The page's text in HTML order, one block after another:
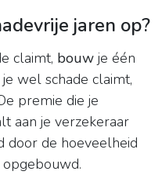
jaren op?
claimt, bouw je één
je wel schade claimt,
premie die je
aan je verzekeraar
door de hoeveelheid